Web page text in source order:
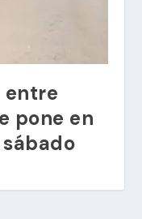
entre
pone en